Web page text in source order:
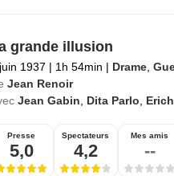
grande illusion
1937 | 1h 54min | Drame,
Jean Renoir
Jean Gabin Dita Parlo
Presse
5,0
Spectateurs
4,2
Mes amis
--